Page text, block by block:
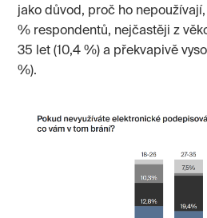
jako důvod, proč ho
% respondentů, nejčastěji z
35 let (10,4 %) a překvapivě
%).